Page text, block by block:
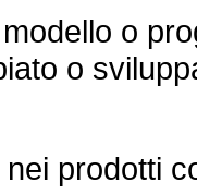
o
o
prodotti